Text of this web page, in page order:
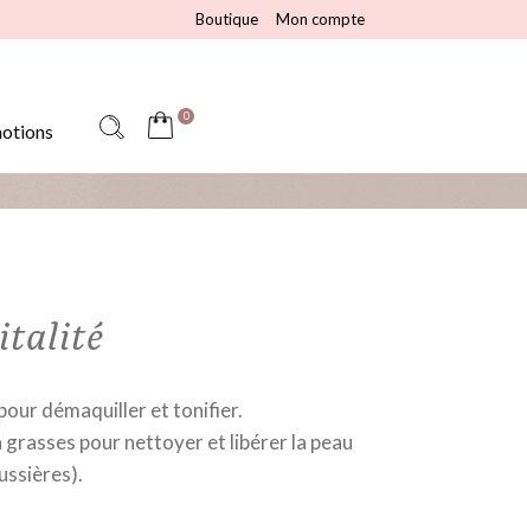
Boutique Mon compte
0
démaquiller et tonifier.
pour nettoyer et libérer la peau